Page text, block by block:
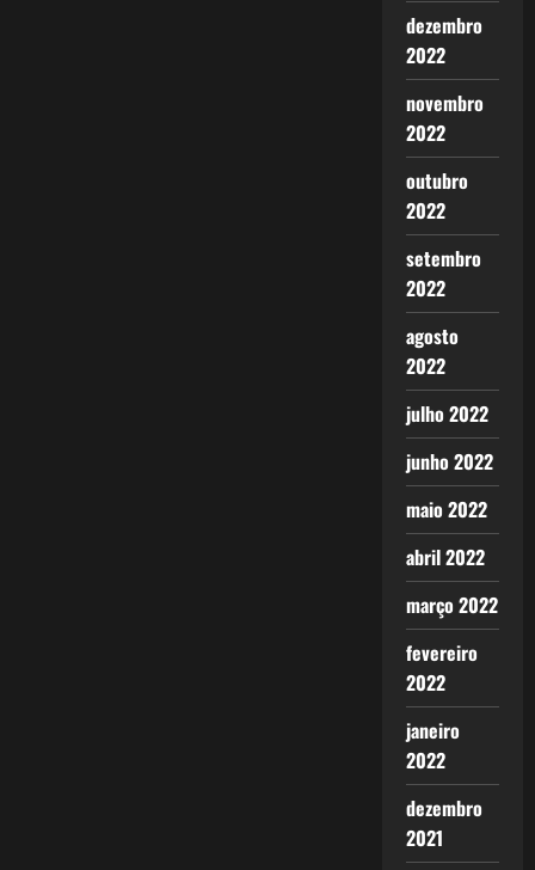
dezembro
2022
novembro
2022
outubro
2022
setembro
2022
agosto
2022
julho 2022
junho 2022
maio 2022
abril 2022
março 2022
fevereiro
2022
janeiro
2022
dezembro
2021